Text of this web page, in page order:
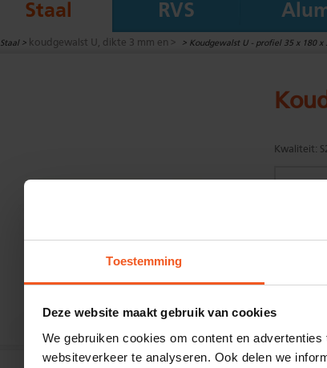
Toestemming
Deze website maakt gebruik van cookies
We gebruiken cookies om content en
websiteverkeer te analyseren. Ook delen we
Staal RVS
Staal > koudgewalst U, dikte 3 mm en > > Koudgewalst U - profiel 35 x 180 x
Kwaliteit: